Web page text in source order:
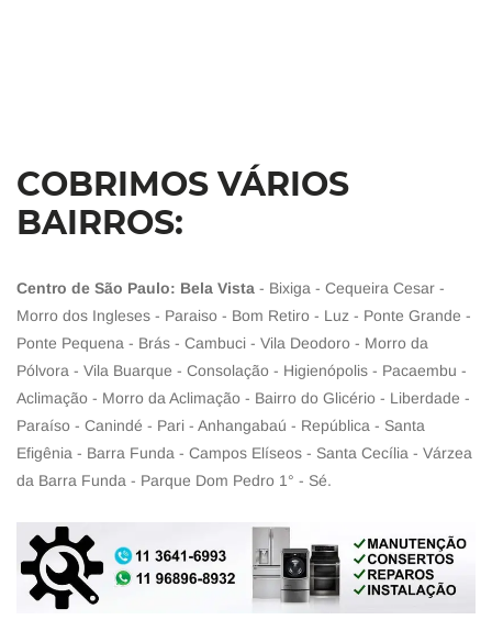
COBRIMOS VÁRIOS
BAIRROS:
Centro de São Paulo: Bela Vista - Bixiga - Cequeira Cesar -
Morro dos Ingleses - Paraiso - Bom Retiro - Luz - Ponte Grande -
Ponte Pequena - Brás - Cambuci - Vila Deodoro - Morro da
Pólvora - Vila Buarque - Consolação - Higienópolis - Pacaembu -
Aclimação - Morro da Aclimação - Bairro do Glicério - Liberdade -
Paraíso - Canindé - Pari - Anhangabaú - República - Santa
Efigênia - Barra Funda - Campos Elíseos - Santa Cecília - Várzea
da Barra Funda - Parque Dom Pedro 1° - Sé.